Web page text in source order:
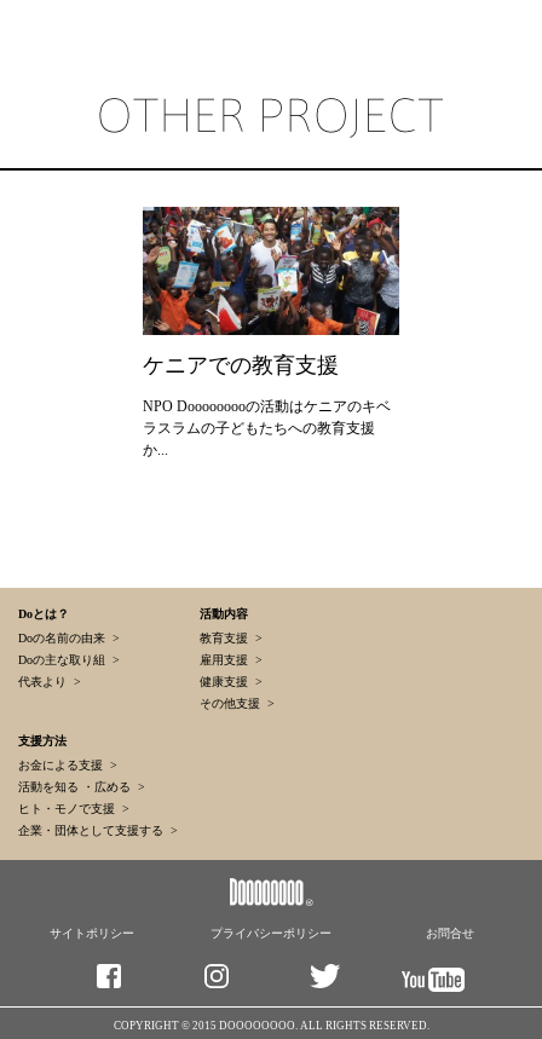
2015年
2014年
2013年
2012年
2025年
2024年
ケニアでの教育支援
NPO Dooooooooの活動はケニアのキベ
ラスラムの子どもたちへの教育支援
か...
Doとは？
Doの名前の由来 >
Doの主な取り組 >
代表より >
活動内容
教育支援 >
雇用支援 >
健康支援 >
その他支援 >
支援方法
お金による支援 >
活動を知る ・広める >
ヒト・モノで支援 >
企業・団体として支援する >
サイトポリシー プライバシーポリシー お問合せ
COPYRIGHT © 2015 DOOOOOOOO. ALL RIGHTS RESERVED.